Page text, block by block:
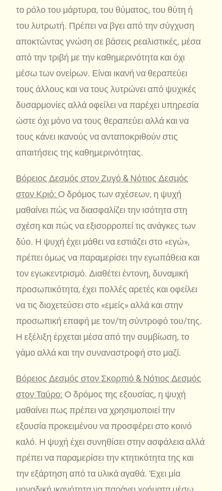
το ρόλο του μάρτυρα, του θύματος, του θύτη ή
του λυτρωτή. Πρέπει να βγει από την σύγχυση
αποκτώντας γνώση σε βάσεις ρεαλιστικές, μέσα
από την τριβή με την καθημερινότητα και όχι
μέσω των ονείρων. Είναι ικανή να θεραπεύει
τους άλλους και να τους λυτρώνει από ψυχικές
δυσαρμονίες αλλά οφείλει να παρέχει υπηρεσία
ώστε όχι μόνο να τους θεραπεύει αλλά και να
τους κάνει ικανούς να ανταποκριθούν στις
απαιτήσεις της καθημερινότητας.
Βόρειος Δεσμός στον Ζυγό & Νότιος Δεσμός
στον Κριό: Ο δρόμος των σχέσεων, η ψυχή
μαθαίνει πώς να διασφαλίζει την ισότητα στη
σχέση και πώς να εξισορροπεί τις ανάγκες των
δύο. Η ψυχή έχει μάθει να εστιάζει στο «εγώ»,
πρέπει όμως να παραμερίσει την εγωπάθεια και
τον εγωκεντρισμό. Διαθέτει έντονη, δυναμική
προσωπικότητα, έχει πολλές αρετές και οφείλει
να τις διοχετεύσει στο «εμείς» αλλά και στην
προσωπική επαφή με τον/τη σύντροφό του/της.
Η εξέλιξη έρχεται μέσα από την συμβίωση, το
γάμο αλλά και την συναναστροφή στο μαζί.
Βόρειος Δεσμός στον Σκορπιό & Νότιος Δεσμός
στον Ταύρο: Ο δρόμος της εξουσίας, η ψυχή
μαθαίνει πως πρέπει να χρησιμοποιεί την
εξουσία προκειμένου να προσφέρει στο κοινό
καλό. Η ψυχή έχει συνηθίσει στην ασφάλεια αλλά
πρέπει να παραμερίσει την κτητικότητα της και
την εξάρτηση από τα υλικά αγαθά. Έχει μία